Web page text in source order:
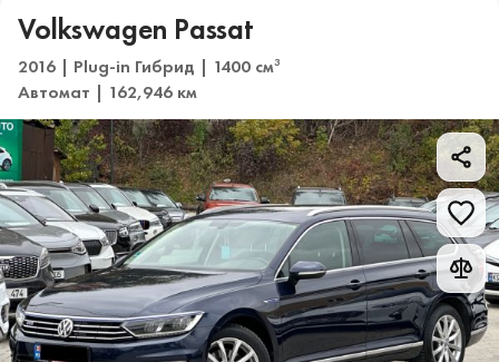
Volkswagen Passat
2016 | Plug-in Гибрид | 1400 см3
Автомат | 162,946 км